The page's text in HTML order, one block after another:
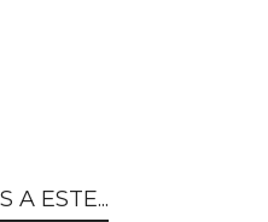
A ESTE...